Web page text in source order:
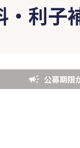
・利子
公募期限